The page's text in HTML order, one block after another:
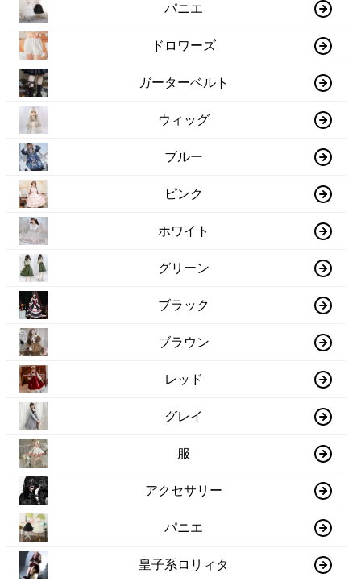
パニエ
ドロワーズ
ガーターベルト
ウィッグ
ブルー
ピンク
ホワイト
グリーン
ブラック
ブラウン
レッド
グレイ
服
アクセサリー
パニエ
皇子系ロリィタ